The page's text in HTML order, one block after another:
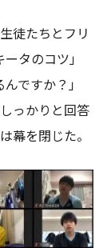
徒たちとフリ
タのコツ」
ですか？」
っかりと回答
幕を閉じた。